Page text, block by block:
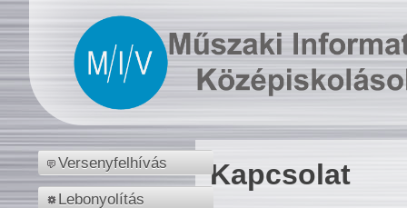
Versenyfelhívás
Lebonyolítás
Kapcsolat